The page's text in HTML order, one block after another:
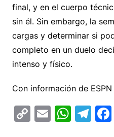
final, y en el cuerpo
sin él. Sin embargo, la
cargas y determinar si
completo en un duelo
intenso y físico.
Con información de ESPN
C E W T